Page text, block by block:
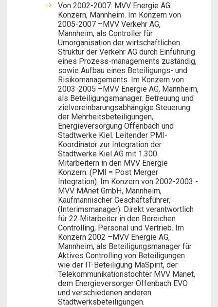
Von 2002-2007: MVV Energie AG
Konzern, Mannheim. Im Konzern von
2005-2007 –MVV Verkehr AG,
Mannheim, als Controller für
Umorganisation der wirtschaftlichen
Struktur der Verkehr AG durch Einführung
eines Prozess-managements zuständig,
sowie Aufbau eines Beteiligungs- und
Risikomanagements. Im Konzern von
2003-2005 –MVV Energie AG, Mannheim,
als Beteiligungsmanager. Betreuung und
zielvereinbarungsabhängige Steuerung
der Mehrheitsbeteiligungen,
Energieversorgung Offenbach und
Stadtwerke Kiel. Leitender PMI-
Koordinator zur Integration der
Stadtwerke Kiel AG mit 1.300
Mitarbeitern in den MVV Energie
Konzern. (PMI = Post Merger
Integration). Im Konzern von 2002-2003 -
MVV MAnet GmbH, Mannheim,
Kaufmännischer Geschäftsführer,
(Interimsmanager). Direkt verantwortlich
für 22 Mitarbeiter in den Bereichen
Controlling, Personal und Vertrieb. Im
Konzern 2002 –MVV Energie AG,
Mannheim, als Beteiligungsmanager für
Aktives Controlling von Beteiligungen
wie der IT-Beteiligung MaSpirit, der
Telekommunikationstochter MVV Manet,
dem Energieversorger Offenbach EVO
und verschiedenen anderen
Stadtwerksbeteiligungen.